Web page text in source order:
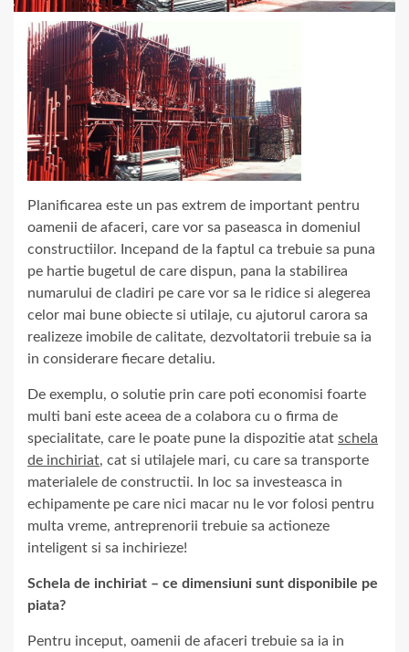
Planificarea este un pas extrem de important pentru
oamenii de afaceri, care vor sa paseasca in domeniul
constructiilor. Incepand de la faptul ca trebuie sa puna
pe hartie bugetul de care dispun, pana la stabilirea
numarului de cladiri pe care vor sa le ridice si alegerea
celor mai bune obiecte si utilaje, cu ajutorul carora sa
realizeze imobile de calitate, dezvoltatorii trebuie sa ia
in considerare fiecare detaliu.
De exemplu, o solutie prin care poti economisi foarte
multi bani este aceea de a colabora cu o firma de
specialitate, care le poate pune la dispozitie atat schela
de inchiriat, cat si utilajele mari, cu care sa transporte
materialele de constructii. In loc sa investeasca in
echipamente pe care nici macar nu le vor folosi pentru
multa vreme, antreprenorii trebuie sa actioneze
inteligent si sa inchirieze!
Schela de inchiriat – ce dimensiuni sunt disponibile pe
piata?
Pentru inceput, oamenii de afaceri trebuie sa ia in